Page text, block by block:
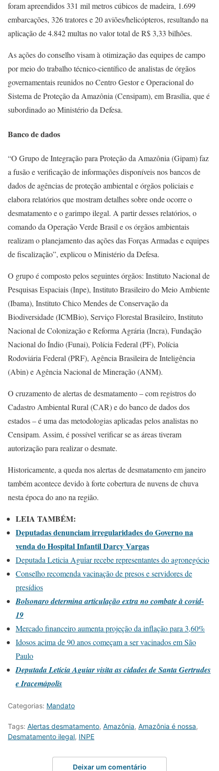
foram apreendidos 331 mil metros cúbicos de madeira, 1.699
embarcações, 326 tratores e 20 aviões/helicópteros, resultando na
aplicação de 4.842 multas no valor total de R$ 3,33 bilhões.
As ações do conselho visam à otimização das equipes de campo
por meio do trabalho técnico-científico de analistas de órgãos
governamentais reunidos no Centro Gestor e Operacional do
Sistema de Proteção da Amazônia (Censipam), em Brasília, que é
subordinado ao Ministério da Defesa.
Banco de dados
“O Grupo de Integração para Proteção da Amazônia (Gipam) faz
a fusão e verificação de informações disponíveis nos bancos de
dados de agências de proteção ambiental e órgãos policiais e
elabora relatórios que mostram detalhes sobre onde ocorre o
desmatamento e o garimpo ilegal. A partir desses relatórios, o
comando da Operação Verde Brasil e os órgãos ambientais
realizam o planejamento das ações das Forças Armadas e equipes
de fiscalização”, explicou o Ministério da Defesa.
O grupo é composto pelos seguintes órgãos: Instituto Nacional de
Pesquisas Espaciais (Inpe), Instituto Brasileiro do Meio Ambiente
(Ibama), Instituto Chico Mendes de Conservação da
Biodiversidade (ICMBio), Serviço Florestal Brasileiro, Instituto
Nacional de Colonização e Reforma Agrária (Incra), Fundação
Nacional do Índio (Funai), Polícia Federal (PF), Polícia
Rodoviária Federal (PRF), Agência Brasileira de Inteligência
(Abin) e Agência Nacional de Mineração (ANM).
O cruzamento de alertas de desmatamento – com registros do
Cadastro Ambiental Rural (CAR) e do banco de dados dos
estados – é uma das metodologias aplicadas pelos analistas no
Censipam. Assim, é possível verificar se as áreas tiveram
autorização para realizar o desmate.
Historicamente, a queda nos alertas de desmatamento em janeiro
também acontece devido à forte cobertura de nuvens de chuva
nesta época do ano na região.
LEIA TAMBÉM:
Deputadas denunciam irregularidades do Governo na
venda do Hospital Infantil Darcy Vargas
Deputada Leticia Aguiar recebe representantes do agronegócio
Conselho recomenda vacinação de presos e servidores de
presídios
Bolsonaro determina articulação extra no combate à covid-
19
Mercado financeiro aumenta projeção da inflação para 3,60%
Idosos acima de 90 anos começam a ser vacinados em São
Paulo
Deputada Leticia Aguiar visita as cidades de Santa Gertrudes
e Iracemápolis
Categorias: Mandato
Tags: Alertas desmatamento, Amazônia, Amazônia é nossa,
Desmatamento ilegal, INPE
Deixar um comentário